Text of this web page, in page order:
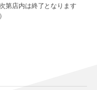
第店内は終了となります